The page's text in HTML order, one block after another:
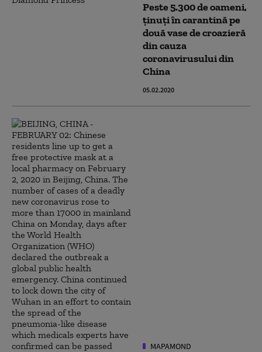
Peste 5.300 de oameni,
ținuți în carantină pe
două vase de croazieră
din cauza
coronavirusului din
China
05.02.2020
MAPAMOND